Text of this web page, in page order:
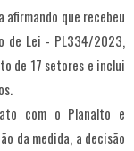
afirmando que recebeu
de Lei - PL334/2023,
de 17 setores e inclui
com o Planalto e
da medida, a decisão